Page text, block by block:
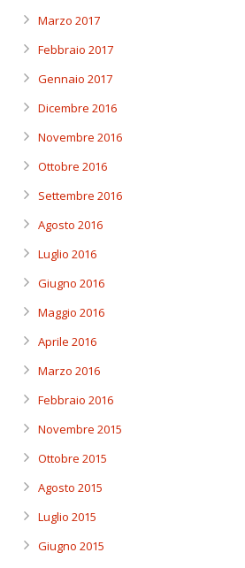
Marzo 2017
Febbraio 2017
Gennaio 2017
Dicembre 2016
Novembre 2016
Ottobre 2016
Settembre 2016
Agosto 2016
Luglio 2016
Giugno 2016
Maggio 2016
Aprile 2016
Marzo 2016
Febbraio 2016
Novembre 2015
Ottobre 2015
Agosto 2015
Luglio 2015
Giugno 2015